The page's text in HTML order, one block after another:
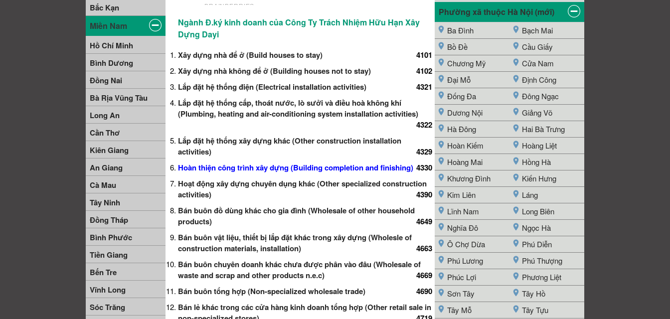
Bắc Kạn
Miền Nam
Hồ Chí Minh
Bình Dương
Đồng Nai
Bà Rịa Vũng Tàu
Long An
Cần Thơ
Kiên Giang
An Giang
Cà Mau
Tây Ninh
Đồng Tháp
Bình Phước
Tiền Giang
Bến Tre
Vĩnh Long
Sóc Trăng
Ngành Đ.ký kinh doanh của Công Ty Trách Nhiệm Hữu Hạn Xây
Dựng Dayi
Xây dựng nhà để ở (Build houses to stay)
4101
Xây dựng nhà không để ở (Building houses not to stay)
4102
Lắp đặt hệ thống điện (Electrical installation activities)
4321
Lắp đặt hệ thống cấp, thoát nước, lò sưởi và điều hoà không khí
(Plumbing, heating and air-conditioning system installation activities)
4322
Lắp đặt hệ thống xây dựng khác (Other construction installation
activities)
4329
Hoàn thiện công trình xây dựng (Building completion and finishing) 4330
Hoạt động xây dựng chuyên dụng khác (Other specialized construction
activities)
4390
Bán buôn đồ dùng khác cho gia đình (Wholesale of other household
products)
4649
Bán buôn vật liệu, thiết bị lắp đặt khác trong xây dựng (Wholesle of
construction materials, installation)
4663
Bán buôn chuyên doanh khác chưa được phân vào đâu (Wholesale of
waste and scrap and other products n.e.c)
4669
Bán buôn tổng hợp (Non-specialized wholesale trade)
4690
Bán lẻ khác trong các cửa hàng kinh doanh tổng hợp (Other retail sale in
Phường xã thuộc Hà Nội (mới)
Ba Đình
Bạch Mai
Bồ Đề
Cầu Giấy
Chương Mỹ
Cửa Nam
Đại Mỗ
Định Công
Đống Đa
Đông Ngạc
Dương Nội
Giảng Võ
Hà Đông
Hai Bà Trưng
Hoàn Kiếm
Hoàng Liệt
Hoàng Mai
Hồng Hà
Khương Đình
Kiến Hưng
Kim Liên
Láng
Lĩnh Nam
Long Biên
Nghĩa Đô
Ngọc Hà
Ô Chợ Dừa
Phú Diễn
Phú Lương
Phú Thượng
Phúc Lợi
Phương Liệt
Sơn Tây
Tây Hồ
Tây Mỗ
Tây Tựu